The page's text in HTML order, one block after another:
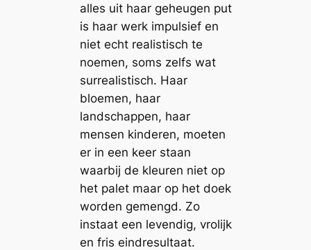
alles uit haar geheugen put
is haar werk impulsief en
niet echt realistisch te
noemen, soms zelfs wat
surrealistisch. Haar
bloemen, haar
landschappen, haar
mensen kinderen, moeten
er in een keer staan
waarbij de kleuren niet op
het palet maar op het doek
worden gemengd. Zo
instaat een levendig, vrolijk
en fris eindresultaat.